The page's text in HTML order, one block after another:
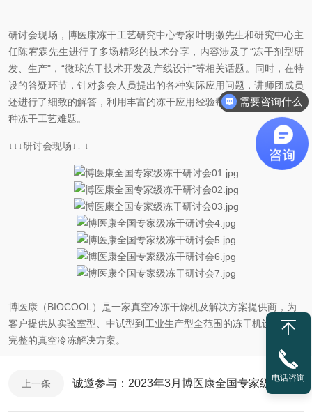
研讨会现场，博医康冻干工艺研究中心专家叶明徽先生和研究中心主
任陈宥霖先生进行了多场精彩的技术分享，内容涉及了“冻干剂型研
发、生产"，“微球冻干技术开发及产线设计"等相关话题。同时，在特
设的答疑环节，针对参会人员提出的各种实际应用问题，讲师团成员
还进行了细致的解答，利用丰富的冻干应用经验帮助参会人员解决各
种冻干工艺难题。
↓↓↓研讨会现场↓↓ ↓
博医康（BIOCOOL）是一家真空冷冻干燥机及解决方案提供商，为
客户提供从实验室型、中试型到工业生产型全范围的冻干机设备以及
完整的真空冷冻解决方案。
上一条 诚邀参与：2023年3月博医康全国专家级冻干研讨会
电话咨询
需要咨询什么